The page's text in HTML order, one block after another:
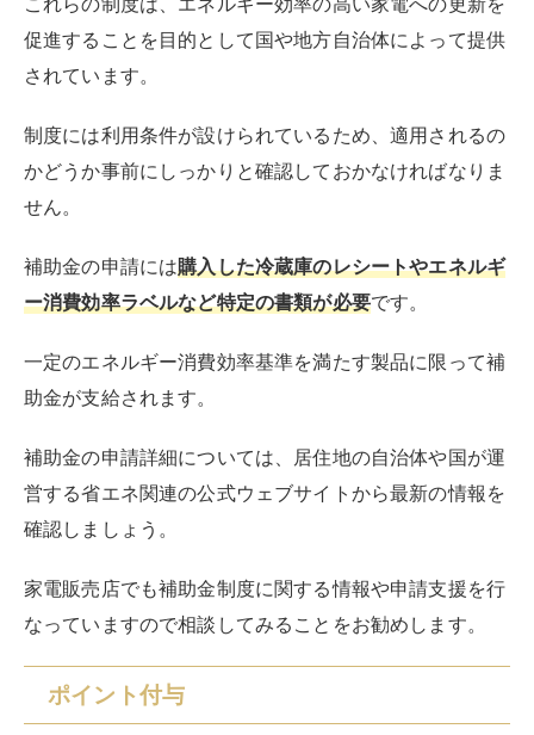
促進することを目的として国や地方自治体によって提供
されています。
制度には利用条件が設けられているため、適用されるの
かどうか事前にしっかりと確認しておかなければなりま
せん。
補助金の申請には購入した冷蔵庫のレシートやエネルギ
ー消費効率ラベルなど特定の書類が必要です。
一定のエネルギー消費効率基準を満たす製品に限って補
助金が支給されます。
補助金の申請詳細については、居住地の自治体や国が運
営する省エネ関連の公式ウェブサイトから最新の情報を
確認しましょう。
家電販売店でも補助金制度に関する情報や申請支援を行
なっていますので相談してみることをお勧めします。
ポイント付与